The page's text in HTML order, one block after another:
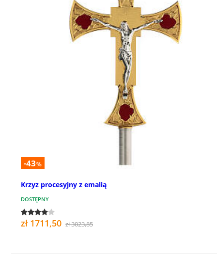
-43%
Krzyz procesyjny z emalią
DOSTĘPNY
zł 1711,50 zł 3023,85